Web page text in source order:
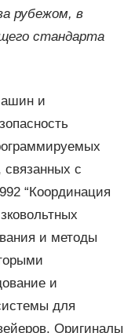
рубежом, в
стандарта
и
связанных с
“Координация
и методы
и
для
Оригиналы